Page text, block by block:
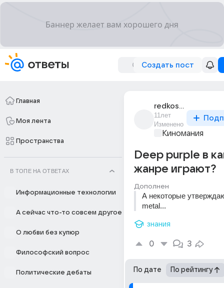
Создать пост
Главная
Моя лента
Пространства
В ТОПЕ НА ОТВЕТАХ
Информационные технологии
А сейчас что-то совсем другое
О любви без купюр
Философский вопрос
Политические дебаты
redkostnaia_2
11лет
Изменено
Киномания
Deep purple в
жанре играют?
Дополнен
А некоторые
metal...
знания
0 3
По дате По рейтингу